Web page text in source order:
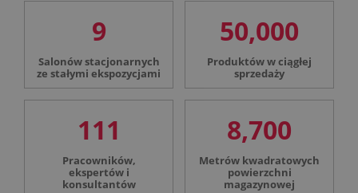
9
Salonów stacjonarnych
ze stałymi ekspozycjami
50,000
Produktów w ciągłej
sprzedaży
111
Pracowników,
ekspertów i
konsultantów
8,700
Metrów kwadratowych
powierzchni
magazynowej